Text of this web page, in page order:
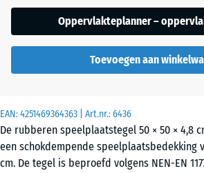
EAN:4251469364363 | Art.nr.:6436
De rubberen speelplaatstegel 50 × 50 × 4,8
een schokdempende speelplaatsbedekking
cm. De tegel is beproefd volgens NEN-EN
Grijs
graniet
Oppervlakteplanner –
Toevoegen aan